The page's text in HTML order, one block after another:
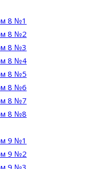
8 №1
8 №2
8 №3
8 №4
8 №5
8 №6
8 №7
8 №8
9 №1
9 №2